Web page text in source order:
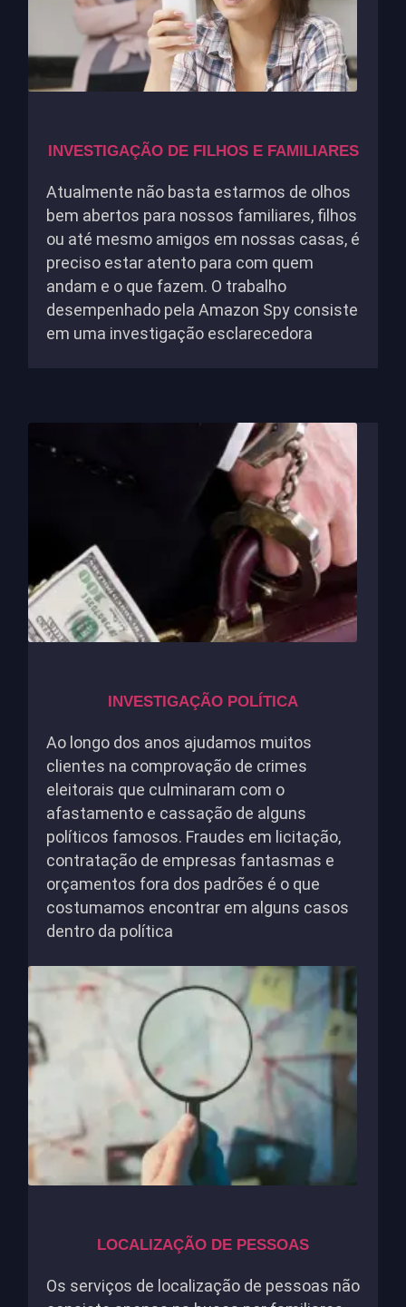
INVESTIGAÇÃO DE FILHOS E FAMILIARES
Atualmente não basta estarmos de olhos
bem abertos para nossos familiares, filhos
ou até mesmo amigos em nossas casas, é
preciso estar atento para com quem
andam e o que fazem. O trabalho
desempenhado pela Amazon Spy consiste
em uma investigação esclarecedora
INVESTIGAÇÃO POLÍTICA
Ao longo dos anos ajudamos muitos
clientes na comprovação de crimes
eleitorais que culminaram com o
afastamento e cassação de alguns
políticos famosos. Fraudes em licitação,
contratação de empresas fantasmas e
orçamentos fora dos padrões é o que
costumamos encontrar em alguns casos
dentro da política
LOCALIZAÇÃO DE PESSOAS
Os serviços de localização de pessoas não